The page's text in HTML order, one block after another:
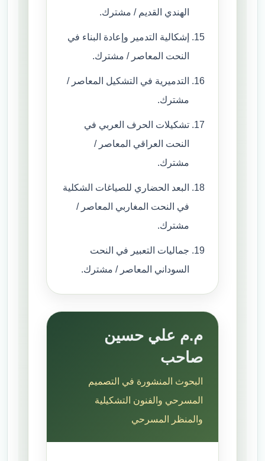
الهندي القديم / مشترك.
إشكالية التدمير وإعادة البناء في
النحت المعاصر / مشترك.
التدميرية في التشكيل المعاصر /
مشترك.
تشكيلات الحرف العربي في
النحت العراقي المعاصر /
مشترك.
البعد الحضاري للصياغات الشكلية
في النحت المغاربي المعاصر /
مشترك.
جماليات التعبير في النحت
السوداني المعاصر / مشترك.
م.م علي حسين
صاحب
البحوث المنشورة في التصميم
المسرحي والفنون التشكيلية
والمنظر المسرحي